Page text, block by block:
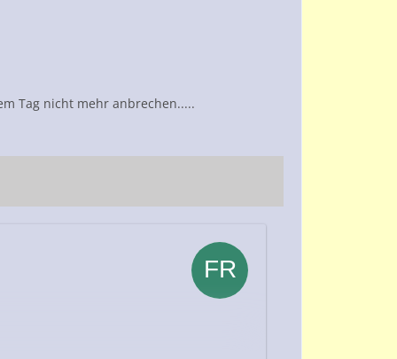
Tag nicht mehr anbrechen.....